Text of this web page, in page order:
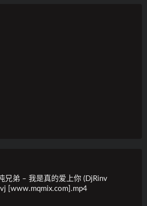
兄弟 – 我是真的爱上你 (DjRinv
[www.mqmix.com].mp4